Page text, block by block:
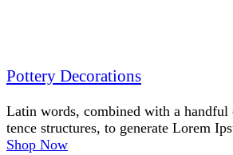
Pottery Decorations
Latin words, combined with a handful
tence structures, to generate Lorem
Shop Now